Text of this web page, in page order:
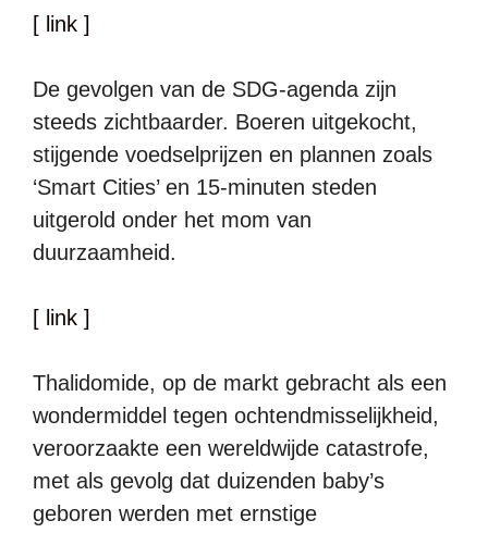
[ link ]
De gevolgen van de SDG-agenda zijn
steeds zichtbaarder. Boeren uitgekocht,
stijgende voedselprijzen en plannen zoals
‘Smart Cities’ en 15-minuten steden
uitgerold onder het mom van
duurzaamheid.
[ link ]
Thalidomide, op de markt gebracht als een
wondermiddel tegen ochtendmisselijkheid,
veroorzaakte een wereldwijde catastrofe,
met als gevolg dat duizenden baby’s
geboren werden met ernstige